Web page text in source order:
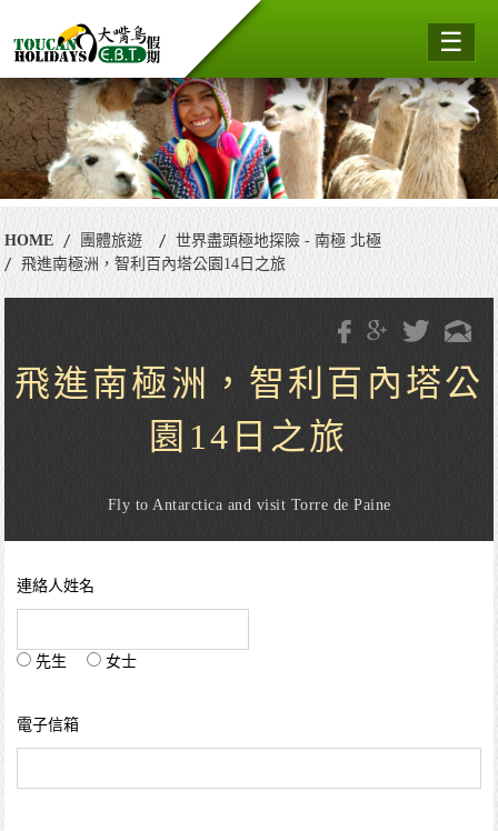
☰
HOME 團體旅遊
世界盡頭極地探險 - 南極 北極
飛進南極洲，智利百內塔公園14日之旅
飛進南極洲，智利百內塔公
園14日之旅
Fly to Antarctica and visit Torre de Paine
連絡人姓名
先生 女士
電子信箱